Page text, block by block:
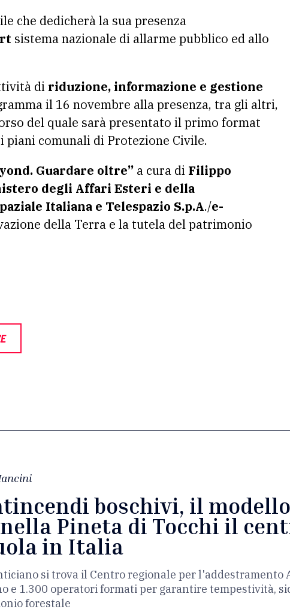
che dedicherà la sua presenza
sistema nazionale di allarme pubblico ed allo
di riduzione, informazione e gestione
il 16 novembre alla presenza, tra gli altri,
del quale sarà presentato il primo format
comunali di Protezione Civile.
Guardare oltre” a cura di Filippo
degli Affari Esteri e della
Italiana e Telespazio S.p.A./e-
della Terra e la tutela del patrimonio
boschivi, il modello
Pineta di Tocchi il
in Italia
si trova il Centro regionale per l'addestramento
e 1.300 operatori formati per garantire tempestività,
forestale